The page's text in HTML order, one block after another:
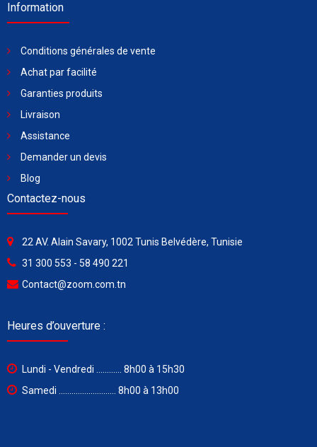
Information
Conditions générales de vente
Achat par facilité
Garanties produits
Livraison
Assistance
Demander un devis
Blog
Contactez-nous
22 AV. Alain Savary, 1002 Tunis Belvédère, Tunisie
31 300 553 - 58 490 221
Contact@zoom.com.tn
Heures d’ouverture :
Lundi - Vendredi ............ 8h00 à 15h30
Samedi ........................... 8h00 à 13h00